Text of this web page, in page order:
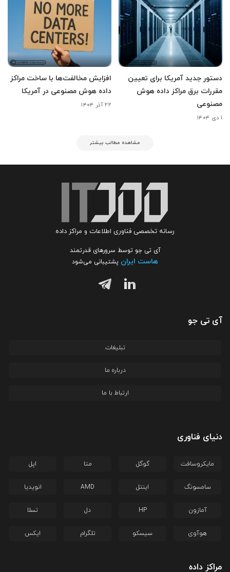
دستور جدید آمریکا برای تعیین
مقررات برق مراکز داده هوش
مصنوعی
۱ دی ۱۴۰۴
افزایش مخالفت‌ها با ساخت مراکز
داده هوش مصنوعی در آمریکا
۲۲ آذر ۱۴۰۴
مشاهده مطالب بیشتر
رسانه تخصصی فناوری اطلاعات و مراکز داده
آی تی جو توسط سرورهای قدرتمند
هاست ایران پشتیبانی می‌شود
آی تی جو
تبلیغات
درباره ما
ارتباط با ما
دنیای فناوری
مایکروسافت گوگل متا اپل
سامسونگ اینتل AMD انویدیا
آمازون HP دل تسلا
هوآوی سیسکو تلگرام ایکس
مراکز داده